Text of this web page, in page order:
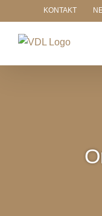
Inhalt
springen
KONTAKT